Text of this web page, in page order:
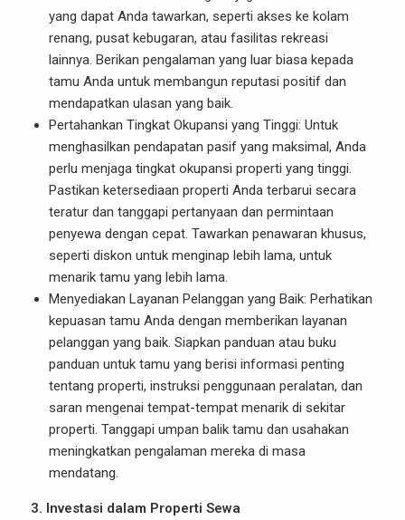
yang dapat Anda tawarkan, seperti akses ke kolam
renang, pusat kebugaran, atau fasilitas rekreasi
lainnya. Berikan pengalaman yang luar biasa kepada
tamu Anda untuk membangun reputasi positif dan
mendapatkan ulasan yang baik.
Pertahankan Tingkat Okupansi yang Tinggi: Untuk
menghasilkan pendapatan pasif yang maksimal, Anda
perlu menjaga tingkat okupansi properti yang tinggi.
Pastikan ketersediaan properti Anda terbarui secara
teratur dan tanggapi pertanyaan dan permintaan
penyewa dengan cepat. Tawarkan penawaran khusus,
seperti diskon untuk menginap lebih lama, untuk
menarik tamu yang lebih lama.
Menyediakan Layanan Pelanggan yang Baik: Perhatikan
kepuasan tamu Anda dengan memberikan layanan
pelanggan yang baik. Siapkan panduan atau buku
panduan untuk tamu yang berisi informasi penting
tentang properti, instruksi penggunaan peralatan, dan
saran mengenai tempat-tempat menarik di sekitar
properti. Tanggapi umpan balik tamu dan usahakan
meningkatkan pengalaman mereka di masa
mendatang.
3. Investasi dalam Properti Sewa